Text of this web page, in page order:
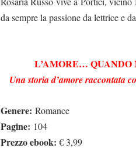
da sempre la passione da lettrice e
L’AMORE…
Una storia d’amore raccontata
Genere: Romance
Pagine: 104
Prezzo ebook: € 3,99